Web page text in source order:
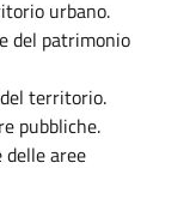
urbano.
del patrimonio
territorio.
pubbliche.
aree